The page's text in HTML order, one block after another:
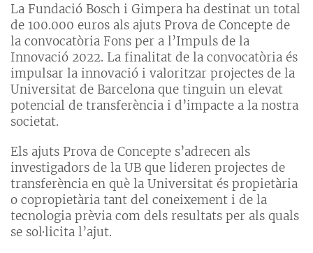
La Fundació Bosch i Gimpera ha destinat un total
de 100.000 euros als ajuts Prova de Concepte de
la convocatòria Fons per a l’Impuls de la
Innovació 2022. La finalitat de la convocatòria és
impulsar la innovació i valoritzar projectes de la
Universitat de Barcelona que tinguin un elevat
potencial de transferència i d’impacte a la nostra
societat.
Els ajuts Prova de Concepte s’adrecen als
investigadors de la UB que lideren projectes de
transferència en què la Universitat és propietària
o copropietària tant del coneixement i de la
tecnologia prèvia com dels resultats per als quals
se sol·licita l’ajut.